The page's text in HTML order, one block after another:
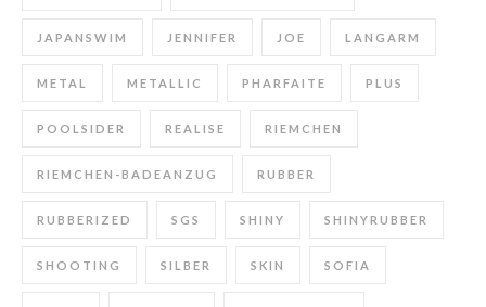
JAPANSWIM JENNIFER JOE LANGARM
METAL METALLIC PHARFAITE PLUS
POOLSIDER REALISE RIEMCHEN
RIEMCHEN-BADEANZUG RUBBER
RUBBERIZED SGS SHINY SHINYRUBBER
SHOOTING SILBER SKIN SOFIA